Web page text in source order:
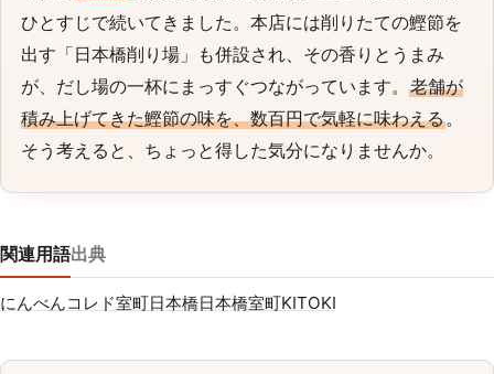
ひとすじで続いてきました。本店には削りたての鰹節を
出す「日本橋削り場」も併設され、その香りとうまみ
が、だし場の一杯にまっすぐつながっています。老舗が
積み上げてきた鰹節の味を、数百円で気軽に味わえる。
そう考えると、ちょっと得した気分になりませんか。
関連用語出典
にんべんコレド室町日本橋日本橋室町KITOKI